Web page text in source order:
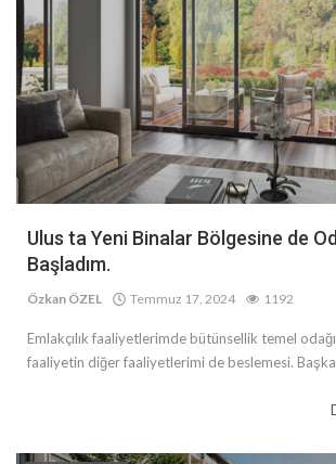
Ulus ta Yeni Binalar Bölgesine de
Başladım.
Özkan ÖZEL Temmuz 17, 2024 1192
Emlakçılık faaliyetlerimde bütünsellik temel
faaliyetin diğer faaliyetlerimi de beslemesi.